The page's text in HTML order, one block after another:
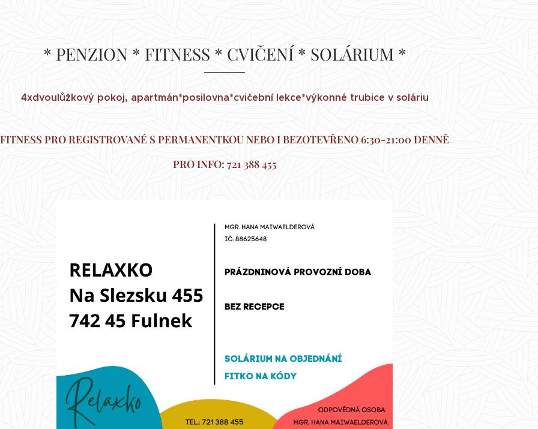
* PENZION * FITNESS * CVIČENÍ * SOLÁRIUM *
4xdvoulůžkový pokoj, apartmán*posilovna*cvičební lekce*výkonné trubice v soláriu
FITNESS PRO REGISTROVANÉ S PERMANENTKOU NEBO I BEZOTEVŘENO 6:30-21:00 DENNĚ
PRO INFO: 721 388 455